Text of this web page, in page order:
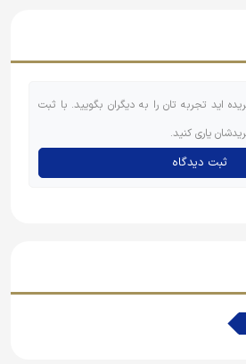
اید تجربه تان را به دیگران بگویید. با ثبت
یاری کنید.
ثبت دیدگاه